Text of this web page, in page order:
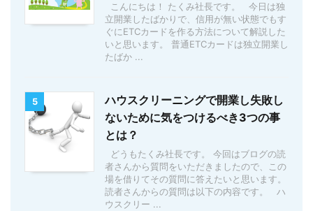
こんにちは！ たくみ社長です。 今日は独
立開業したばかりで、信用が無い状態でもす
ぐにETCカードを作る方法について解説した
いと思います。 普通ETCカードは独立開業し
たばか ...
5
ハウスクリーニングで開業し失敗し
ないために気をつけるべき3つの事
とは？
どうもたくみ社長です。 今回はブログの読
者さんから質問をいただきましたので、この
場を借りてその質問に答えたいと思います。
読者さんからの質問は以下の内容です。 ハ
ウスクリー ...